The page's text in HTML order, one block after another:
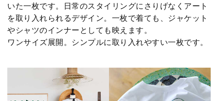
いた一枚です。日常のスタイリングにさりげなくアート
を取り入れられるデザイン。一枚で着ても、ジャケット
やシャツのインナーとしても映えます。
ワンサイズ展開。シンプルに取り入れやすい一枚です。